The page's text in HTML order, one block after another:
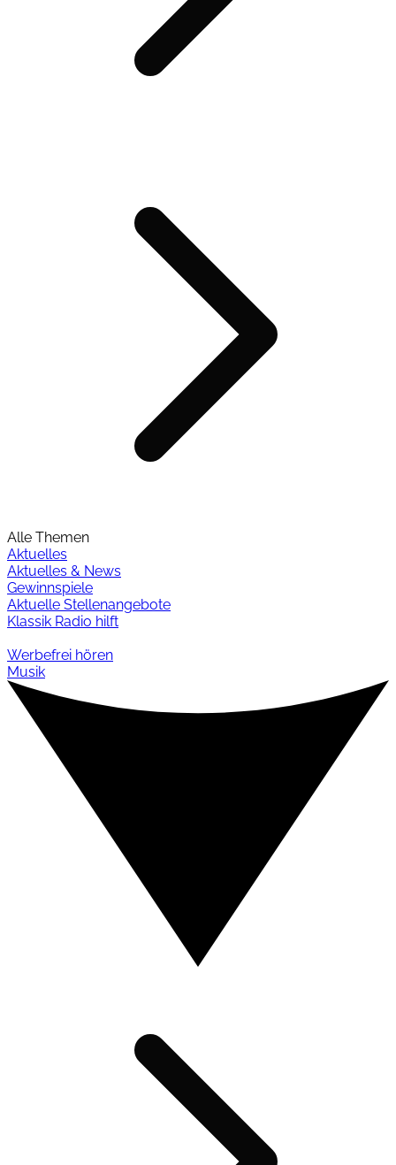
Alle Themen
Aktuelles
Aktuelles & News
Gewinnspiele
Aktuelle Stellenangebote
Klassik Radio hilft
Werbefrei hören
Musik